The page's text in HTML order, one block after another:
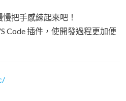
把手感練起來吧！
Code 插件，使開發過程更加便